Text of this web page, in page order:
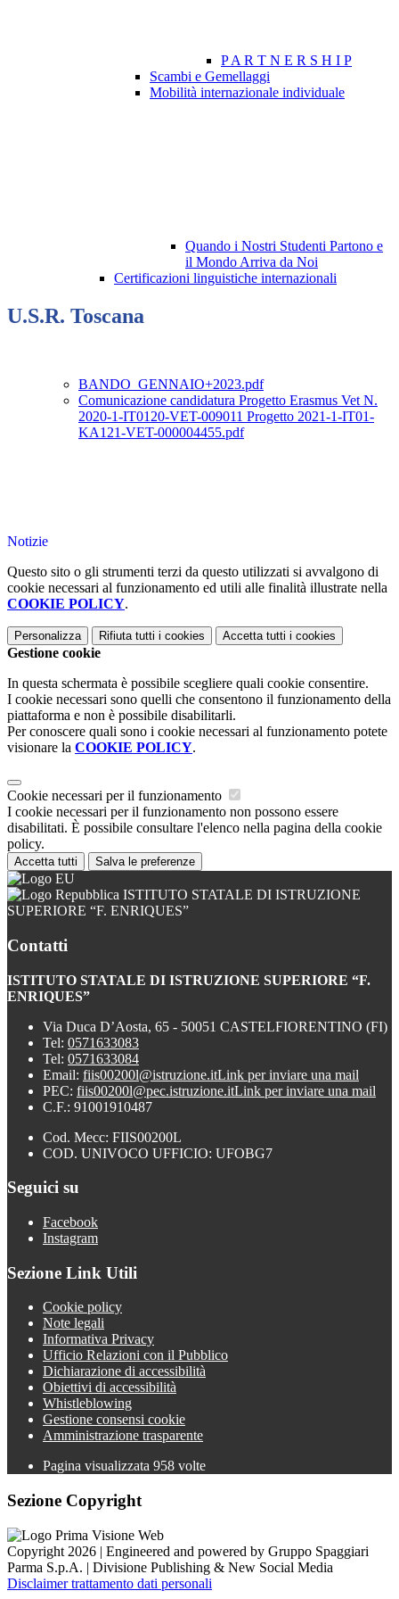
P A R T N E R S H I P
Scambi e Gemellaggi
Mobilità internazionale individuale
Quando i Nostri Studenti Partono e
il Mondo Arriva da Noi
Certificazioni linguistiche internazionali
U.S.R. Toscana
BANDO_GENNAIO+2023.pdf
Comunicazione candidatura Progetto Erasmus Vet N.
2020-1-IT0120-VET-009011 Progetto 2021-1-IT01-
KA121-VET-000004455.pdf
Notizie
Questo sito o gli strumenti terzi da questo utilizzati si avvalgono di
cookie necessari al funzionamento ed utili alle finalità illustrate nella
COOKIE POLICY.
Personalizza Rifiuta tutti i cookies Accetta tutti i cookies
Gestione cookie
In questa schermata è possibile scegliere quali cookie consentire.
I cookie necessari sono quelli che consentono il funzionamento della
piattaforma e non è possibile disabilitarli.
Per conoscere quali sono i cookie necessari al funzionamento potete
visionare la COOKIE POLICY.
Cookie necessari per il funzionamento
I cookie necessari per il funzionamento non possono essere
disabilitati. È possibile consultare l'elenco nella pagina della cookie
policy.
Accetta tutti Salva le preferenze
ISTITUTO STATALE DI ISTRUZIONE
SUPERIORE “F. ENRIQUES”
Contatti
ISTITUTO STATALE DI ISTRUZIONE SUPERIORE “F.
ENRIQUES”
Via Duca D’Aosta, 65 - 50051 CASTELFIORENTINO (FI)
Tel: 0571633083
Tel: 0571633084
Email: fiis00200l@istruzione.itLink per inviare una mail
PEC: fiis00200l@pec.istruzione.itLink per inviare una mail
C.F.: 91001910487
Cod. Mecc: FIIS00200L
COD. UNIVOCO UFFICIO: UFOBG7
Seguici su
Facebook
Instagram
Sezione Link Utili
Cookie policy
Note legali
Informativa Privacy
Ufficio Relazioni con il Pubblico
Dichiarazione di accessibilità
Obiettivi di accessibilità
Whistleblowing
Gestione consensi cookie
Amministrazione trasparente
Pagina visualizzata 958 volte
Sezione Copyright
Copyright 2026 | Engineered and powered by Gruppo Spaggiari
Parma S.p.A. | Divisione Publishing & New Social Media
Disclaimer trattamento dati personali